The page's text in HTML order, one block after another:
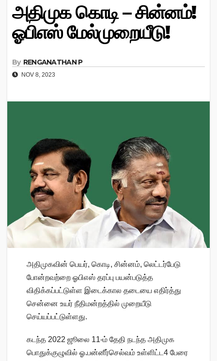
அதிமுக கொடி – சின்னம்!
ஓபிஎஸ் மேல்முறையீடு!
By RENGANATHAN P
NOV 8, 2023
அதிமுகவின் பெயர், கொடி, சின்னம், லெட்டர்பேடு
போன்றவற்றை ஓபிஎஸ் தரப்பு பயன்படுத்த
விதிக்கப்பட்டுள்ள இடைக்கால தடையை எதிர்த்து
சென்னை உயர் நீதிமன்றத்தில் முறையீடு
செய்யப்பட்டுள்ளது.
கடந்த 2022 ஜூலை 11-ம் தேதி நடந்த அதிமுக
பொதுக்குழுவில் ஓ.பன்னீர்செல்வம் உள்ளிட்ட4 பேரை